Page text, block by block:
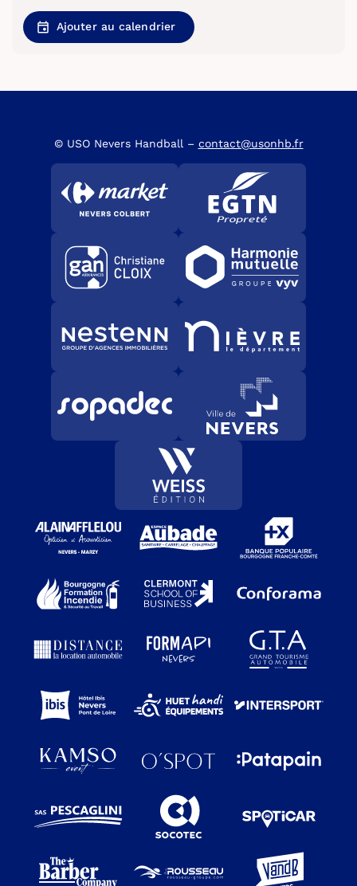
Ajouter au calendrier
© USO Nevers Handball – contact@usonhb.fr